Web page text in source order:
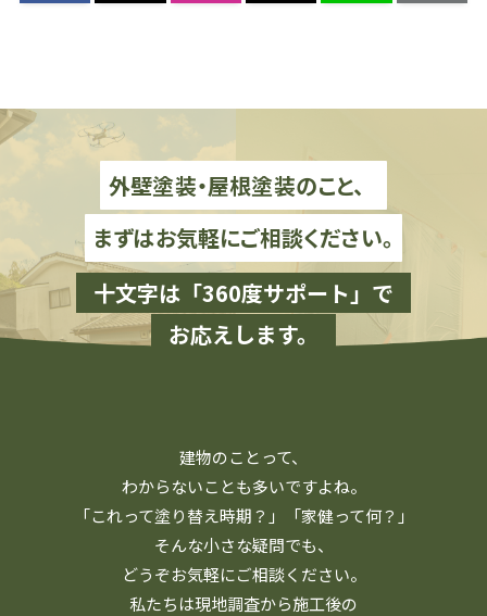
外壁塗装・屋根塗装のこと、
まずはお気軽にご相談ください。
十文字は「360度サポート」で
お応えします。
建物のことって、
わからないことも多いですよね。
「これって塗り替え時期？」「家健って何？」
そんな小さな疑問でも、
どうぞお気軽にご相談ください。
私たちは現地調査から施工後の